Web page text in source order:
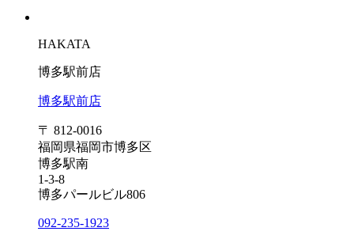
HAKATA
博多駅前店
博多駅前店
〒 812-0016
福岡県福岡市博多区
博多駅南
1-3-8
博多パールビル806
092-235-1923